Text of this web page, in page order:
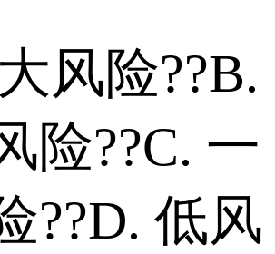
风险??B.
险??C. 一
??D. 低风